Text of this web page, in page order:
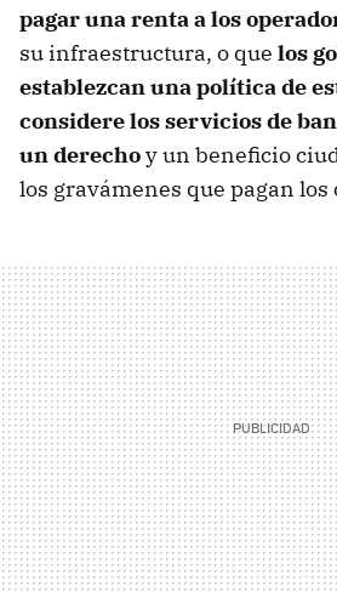
pagar una renta a los
su infraestructura, o que los
establezcan una política de
considere los servicios de
un derechoy un beneficio
los gravámenes que pagan